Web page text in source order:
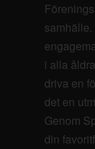
i alla
driva en
det en
Genom
din